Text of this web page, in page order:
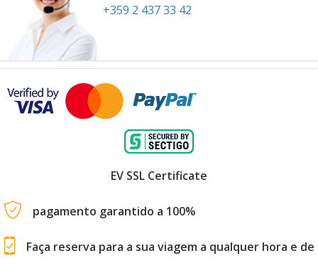
+359 2 437 33 42
EV SSL Certificate
pagamento garantido a 100%
Faça reserva para a sua viagem a qualquer hora e de